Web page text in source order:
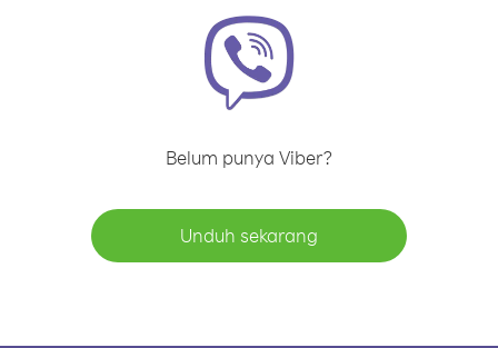
Belum punya Viber?
Unduh sekarang